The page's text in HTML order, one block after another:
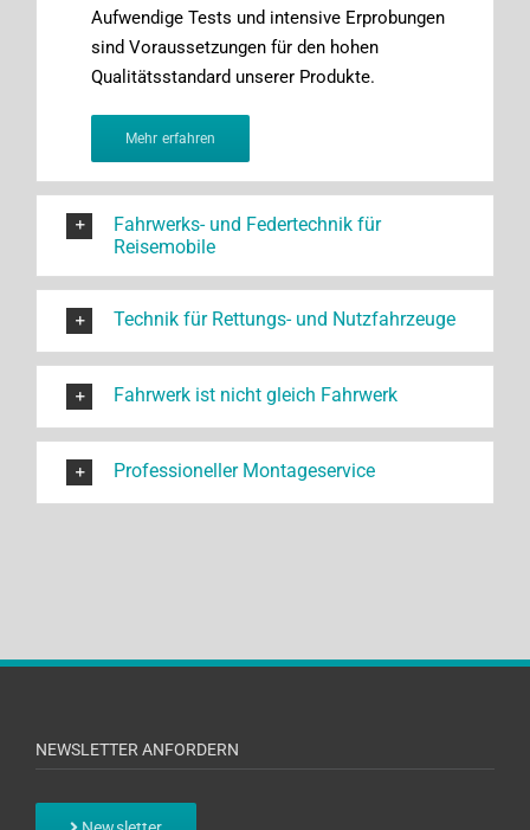
Aufwendige Tests und intensive Erprobungen
sind Voraussetzungen für den hohen
Qualitätsstandard unserer Produkte.
Mehr erfahren
Fahrwerks- und Federtechnik für
Reisemobile
Technik für Rettungs- und Nutzfahrzeuge
Fahrwerk ist nicht gleich Fahrwerk
Professioneller Montageservice
NEWSLETTER ANFORDERN